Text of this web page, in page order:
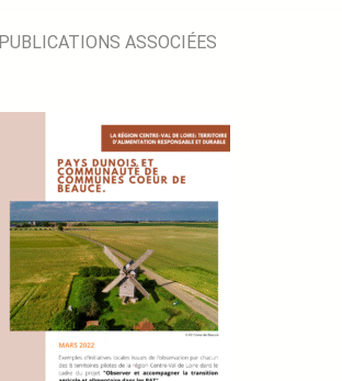
PUBLICATIONS ASSOCIÉES